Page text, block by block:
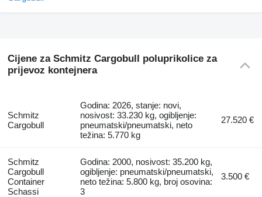
Cijene za Schmitz Cargobull poluprikolice za
prijevoz kontejnera
Schmitz
Cargobull
Godina: 2026, stanje: novi,
nosivost: 33.230 kg, ogibljenje:
pneumatski/pneumatski, neto
težina: 5.770 kg
27.520 €
Schmitz
Cargobull
Container
Schassi
Godina: 2000, nosivost: 35.200 kg,
ogibljenje: pneumatski/pneumatski,
neto težina: 5.800 kg, broj osovina:
3
3.500 €